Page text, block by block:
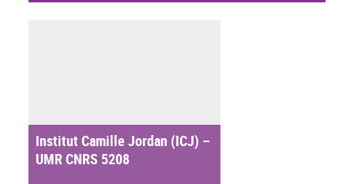
Institut Camille Jordan (ICJ) –
UMR CNRS 5208